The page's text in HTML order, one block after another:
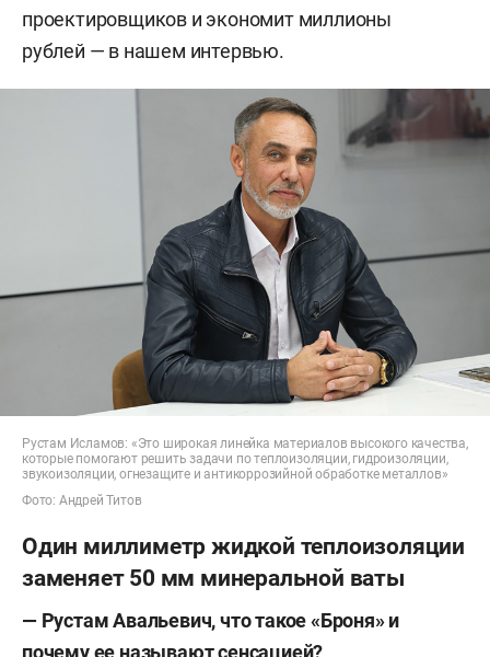
проектировщиков и экономит миллионы
рублей — в нашем интервью.
Рустам Исламов: «Это широкая линейка материалов высокого качества,
которые помогают решить задачи по теплоизоляции, гидроизоляции,
звукоизоляции, огнезащите и антикоррозийной обработке металлов»
Фото: Андрей Титов
Один миллиметр жидкой теплоизоляции
заменяет 50 мм минеральной ваты
— Рустам Авальевич, что такое «Броня» и
почему ее называют сенсацией?